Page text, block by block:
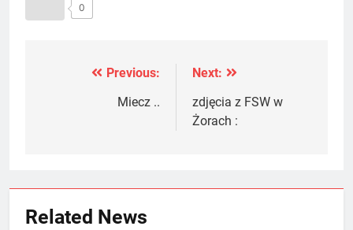
0
NawigacjaPrevious:
Miecz ..
Next:
zdjęcia z FSW w
Żorach :
Related News